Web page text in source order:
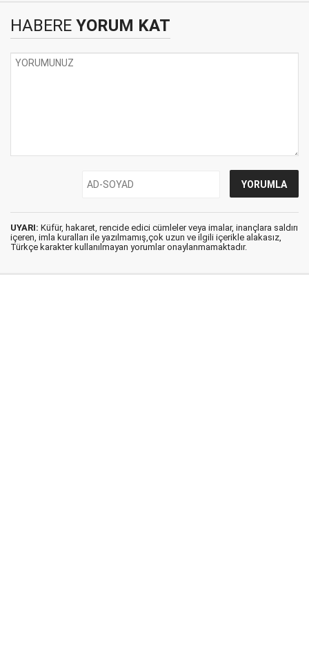
HABERE YORUM KAT
UYARI: Küfür, hakaret, rencide edici cümleler veya imalar, inançlara saldırı
içeren, imla kuralları ile yazılmamış,çok uzun ve ilgili içerikle alakasız,
Türkçe karakter kullanılmayan yorumlar onaylanmamaktadır.